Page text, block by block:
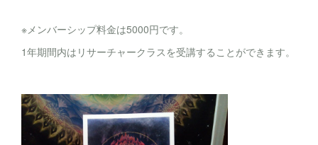
※メンバーシップ料金は5000円です。
1年期間内はリサーチャークラスを受講することができます。